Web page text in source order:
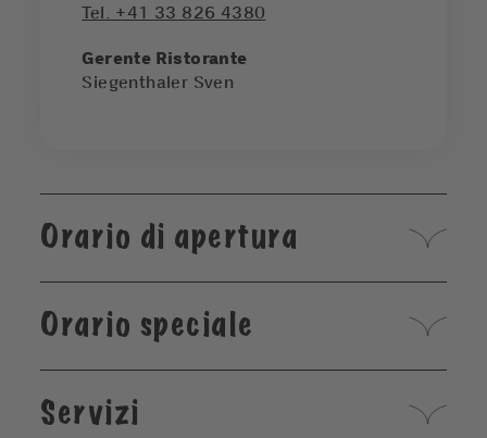
Tel. +41 33 826 4380
Gerente Ristorante
Siegenthaler Sven
Orario di apertura
Orario speciale
Servizi